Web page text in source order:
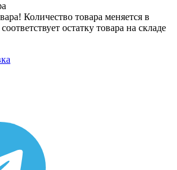
Количество товара меняется в
остатку товара на складе